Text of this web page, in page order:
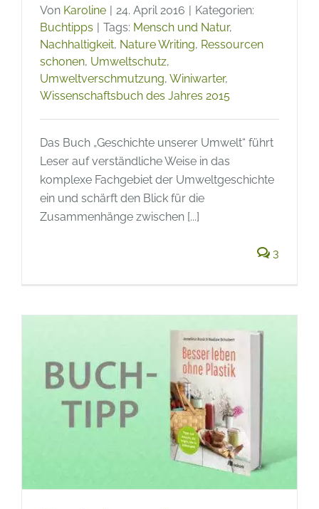
Von Karoline | 24. April 2016 | Kategorien:
Buchtipps | Tags: Mensch und Natur,
Nachhaltigkeit, Nature Writing, Ressourcen
schonen, Umweltschutz,
Umweltverschmutzung, Winiwarter,
Wissenschaftsbuch des Jahres 2015
Das Buch „Geschichte unserer Umwelt“ führt
Leser auf verständliche Weise in das
komplexe Fachgebiet der Umweltgeschichte
ein und schärft den Blick für die
Zusammenhänge zwischen [...]
3